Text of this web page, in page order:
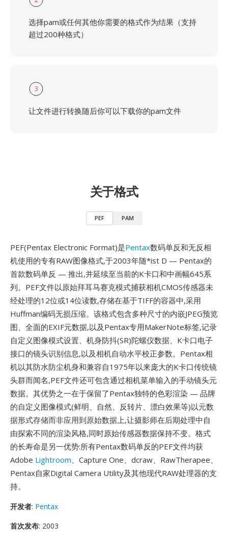
选择pam或任何其他你需要的格式作为结果（支持
超过200种格式）
3
让文件进行转换随后你可以下载你的pam文件
关于格式
PEF PAM
PEF(Pentax Electronic Format)是Pentax数码单反和无反相
机使用的专有RAW图像格式,于2003年随*ist D — Pentax的
首款数码单反 — 推出,并延续至当前的K卡口和中画幅645系
列。PEF文件以原始拜耳马赛克模式捕获相机CMOS传感器未
经处理的12位或14位读数,存储在基于TIFF的容器中,采用
Huffman编码无损压缩。该格式包含多种尺寸的内嵌JPEG预览
图、全面的EXIF元数据,以及Pentax专用MakerNote标签,记录
自定义图像模式设置、机身防抖(SR)陀螺仪数据、K卡口电子
接口的镜头识别信息,以及相机自动水平校正参数。Pentax相
机以其防水防尘机身和兼容自1975年以来庞大的K卡口传统镜
头群而闻名,PEF文件还可包含通过相机菜单输入的手动镜头元
数据。其优势之一在于保留了Pentax独特的色彩渲染 — 品牌
的自定义图像模式(鲜明、自然、反转片、漂白效果等)以元数
据形式存储而非应用到原始数据上,让摄影师在后期处理中自
由探索不同的渲染风格,同时原始传感器数据保持不变。格式
的长寿命是另一优势:所有Pentax数码单反的PEF文件均获
Adobe Lightroom、Capture One、dcraw、RawTherapee、
Pentax自家Digital Camera Utility及其他现代RAW处理器的支
持。
开发者: Pentax
首次发布: 2003